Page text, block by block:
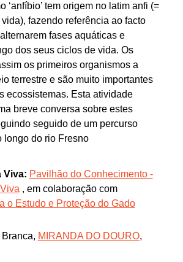
‘anfíbio’ tem origem no latim anfi (=
fazendo referência ao facto
fases aquáticas e
dos seus ciclos de vida. Os
os primeiros organismos a
terrestre e são muito importantes
ecossistemas. Esta atividade
breve conversa sobre estes
seguido de um percurso
longo do rio Fresno
Viva: Pavilhão do Conhecimento -
, em colaboração com
o Estudo e Proteção do Gado
MIRANDA DO DOURO,